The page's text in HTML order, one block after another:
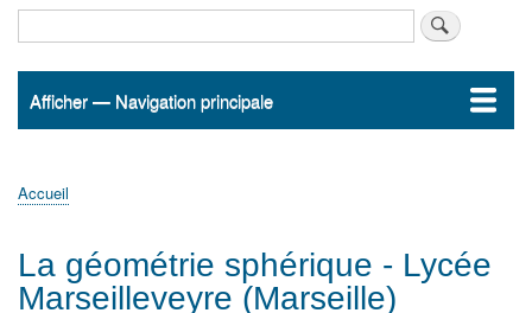
Navigation
Afficher — Navigation principale
Accueil
ActualitésMATh.en.JEANS ?
Régions et Ateliers
Créer, gérer un atelier
Sujets/Publications
Congrès
d'Ariane
Accueil
La géométrie sphérique - Lycée
Marseilleveyre (Marseille)